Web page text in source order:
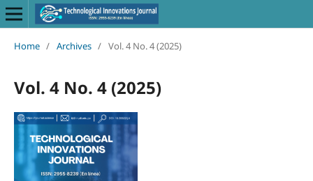
Home / Archives / Vol. 4 No. 4 (2025)
Vol. 4 No. 4 (2025)